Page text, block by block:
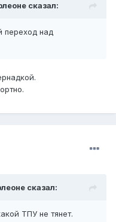
сказал:
переход над
сказал:
ТПУ не тянет.